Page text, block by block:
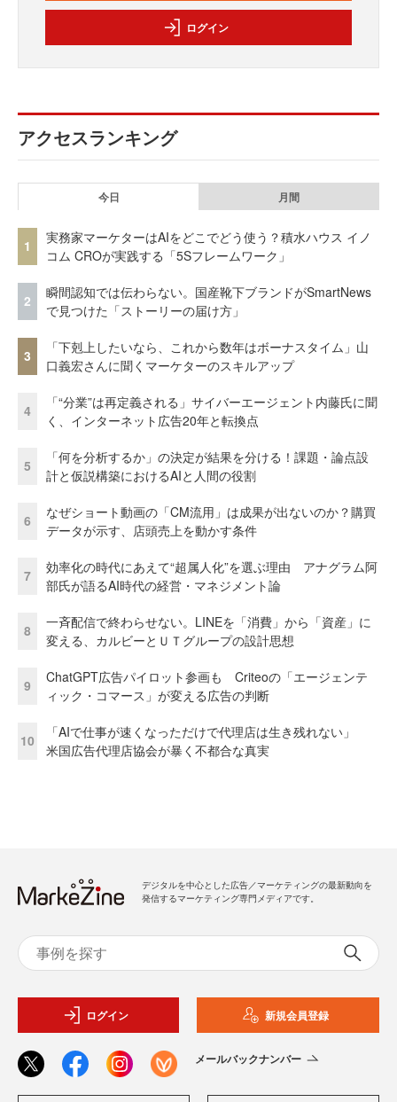
ログイン
アクセスランキング
今日 月間
1
実務家マーケターはAIをどこでどう使う？積水ハウス イノ
コム CROが実践する「5Sフレームワーク」
2
瞬間認知では伝わらない。国産靴下ブランドがSmartNews
で見つけた「ストーリーの届け方」
3
「下剋上したいなら、これから数年はボーナスタイム」山
口義宏さんに聞くマーケターのスキルアップ
4
「“分業”は再定義される」サイバーエージェント内藤氏に聞
く、インターネット広告20年と転換点
5
「何を分析するか」の決定が結果を分ける！課題・論点設
計と仮説構築におけるAIと人間の役割
6
なぜショート動画の「CM流用」は成果が出ないのか？購買
データが示す、店頭売上を動かす条件
7
効率化の時代にあえて“超属人化”を選ぶ理由 アナグラム阿
部氏が語るAI時代の経営・マネジメント論
8
一斉配信で終わらせない。LINEを「消費」から「資産」に
変える、カルビーとＵＴグループの設計思想
9
ChatGPT広告パイロット参画も Criteoの「エージェンテ
ィック・コマース」が変える広告の判断
10
「AIで仕事が速くなっただけで代理店は生き残れない」
米国広告代理店協会が暴く不都合な真実
デジタルを中心とした広告／マーケティングの最新動向を
発信するマーケティング専門メディアです。
ログイン 新規会員登録
メールバックナンバー